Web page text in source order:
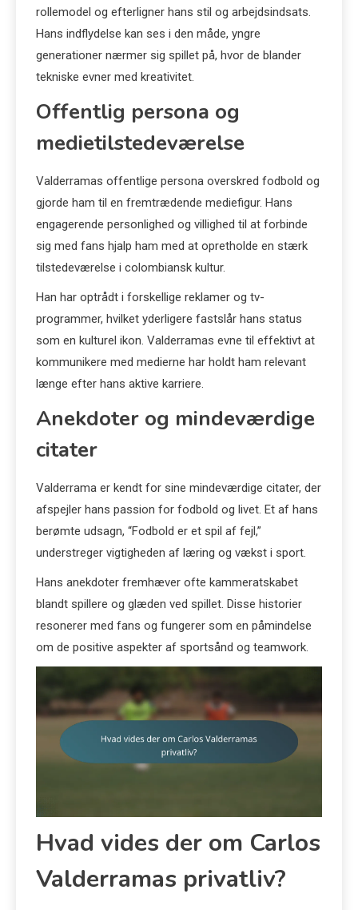
rollemodel og efterligner hans stil og arbejdsindsats.
Hans indflydelse kan ses i den måde, yngre
generationer nærmer sig spillet på, hvor de blander
tekniske evner med kreativitet.
Offentlig persona og
medietilstedeværelse
Valderramas offentlige persona overskred fodbold og
gjorde ham til en fremtrædende mediefigur. Hans
engagerende personlighed og villighed til at forbinde
sig med fans hjalp ham med at opretholde en stærk
tilstedeværelse i colombiansk kultur.
Han har optrådt i forskellige reklamer og tv-
programmer, hvilket yderligere fastslår hans status
som en kulturel ikon. Valderramas evne til effektivt at
kommunikere med medierne har holdt ham relevant
længe efter hans aktive karriere.
Anekdoter og mindeværdige
citater
Valderrama er kendt for sine mindeværdige citater, der
afspejler hans passion for fodbold og livet. Et af hans
berømte udsagn, “Fodbold er et spil af fejl,”
understreger vigtigheden af læring og vækst i sport.
Hans anekdoter fremhæver ofte kammeratskabet
blandt spillere og glæden ved spillet. Disse historier
resonerer med fans og fungerer som en påmindelse
om de positive aspekter af sportsånd og teamwork.
Hvad vides der om Carlos
Valderramas privatliv?